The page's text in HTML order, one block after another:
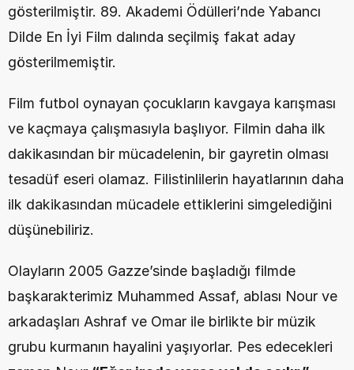
gösterilmiştir. 89. Akademi Ödülleri’nde Yabancı
Dilde En İyi Film dalında seçilmiş fakat aday
gösterilmemiştir.
Film futbol oynayan çocukların kavgaya karışması
ve kaçmaya çalışmasıyla başlıyor. Filmin daha ilk
dakikasından bir mücadelenin, bir gayretin olması
tesadüf eseri olamaz. Filistinlilerin hayatlarının daha
ilk dakikasından mücadele ettiklerini simgelediğini
düşünebiliriz.
Olayların 2005 Gazze’sinde başladığı filmde
başkarakterimiz Muhammed Assaf, ablası Nour ve
arkadaşları Ashraf ve Omar ile birlikte bir müzik
grubu kurmanın hayalini yaşıyorlar. Pes edecekleri